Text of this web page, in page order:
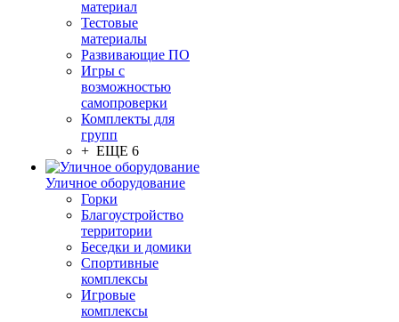
материал
Тестовые
материалы
Развивающие ПО
Игры с
возможностью
самопроверки
Комплекты для
групп
+ ЕЩЕ 6
Уличное оборудование
Горки
Благоустройство
территории
Беседки и домики
Спортивные
комплексы
Игровые
комплексы